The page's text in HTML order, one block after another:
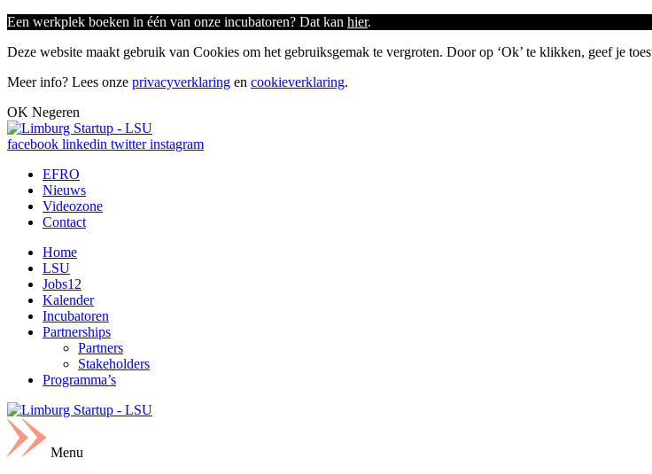
Een werkplek boeken in één van onze incubatoren? Dat kan hier.
Deze website maakt gebruik van Cookies om het gebruiksgemak te vergroten. Door op ‘Ok’ te klikken, geef je
Meer info? Lees onze privacyverklaring en cookieverklaring.
OK Negeren
facebook linkedin twitterinstagram
EFRO
Nieuws
Videozone
Contact
Home
LSU
Jobs12
Kalender
Incubatoren
Partnerships
Partners
Stakeholders
Programma’s
Menu